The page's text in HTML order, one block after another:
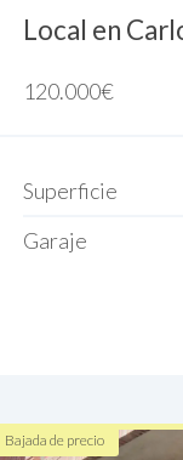
Local en
120.000€
Superficie
Garaje
Bajada de precio